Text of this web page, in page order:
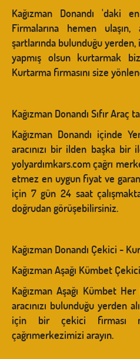
Kağızman Donandı 'daki
Firmalarına hemen
şartlarında bulunduğu yerden,
yapmış olsun kurtarmak
Kurtarma firmasını size
Kağızman Donandı Sıfır Araç
Kağızman Donandı içinde
aracınızı bir ilden başka bir
yolyardımkars.com çağrı
etmez en uygun fiyat ve
için 7 gün 24 saat
doğrudan görüşebilirsiniz.
Kağızman Donandı Çekici -
Kağızman Aşağı Kümbet Çekici
Kağızman Aşağı Kümbet
aracınızı bulunduğu yerden
için bir çekici firması
çağrımerkezimizi arayın.